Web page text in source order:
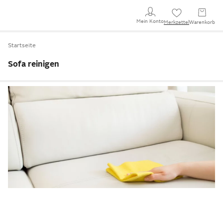
Mein KontoMerkzettel Warenkorb
Startseite
Sofa reinigen